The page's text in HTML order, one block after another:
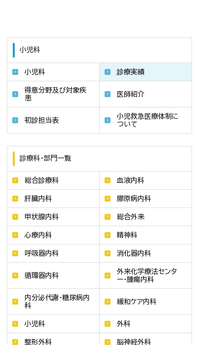
小児科
小児科 診療実績
得意分野及び対象疾
患
医師紹介
初診担当表
小児救急医療体制に
ついて
診療科・部門一覧
総合診療科 血液内科
肝臓内科 膠原病内科
甲状腺内科 総合外来
心療内科 精神科
呼吸器内科 消化器内科
循環器内科
外来化学療法センタ
ー・腫瘍内科
内分泌代謝・糖尿病内
科
緩和ケア内科
小児科 外科
整形外科 脳神経外科